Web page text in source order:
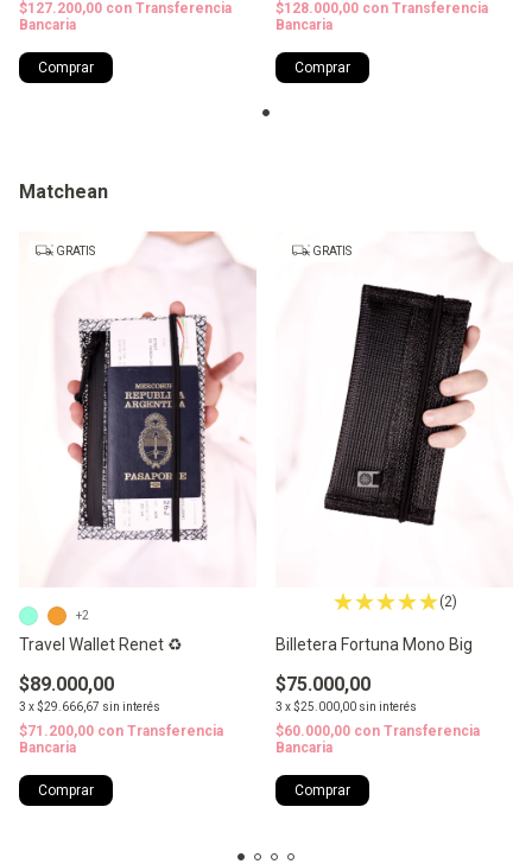
$127.200,00 con Transferencia
Bancaria
$128.000,00 con Transferencia
Bancaria
Comprar
Matchean
GRATIS
Travel Wallet Renet ♻️
$89.000,00
3 x$29.666,67 sin interés
$71.200,00 con Transferencia
Bancaria
+2
Comprar
GRATIS
(2)
Billetera Fortuna Mono Big
$75.000,00
3 x$25.000,00 sin interés
$60.000,00 con Transferencia
Bancaria